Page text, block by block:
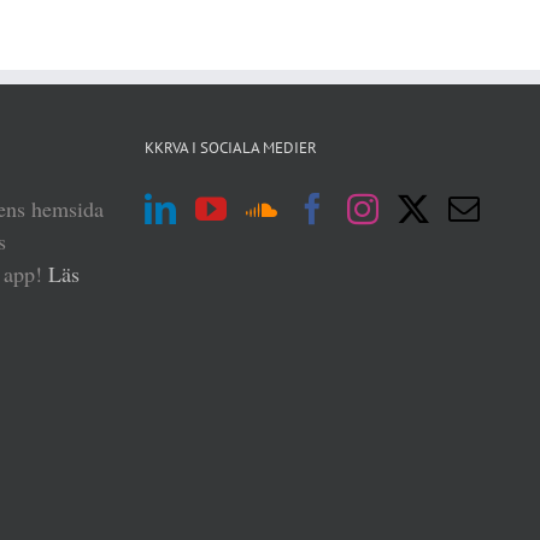
hemsida
Läs
KKRVA I SOCIALA MEDIER